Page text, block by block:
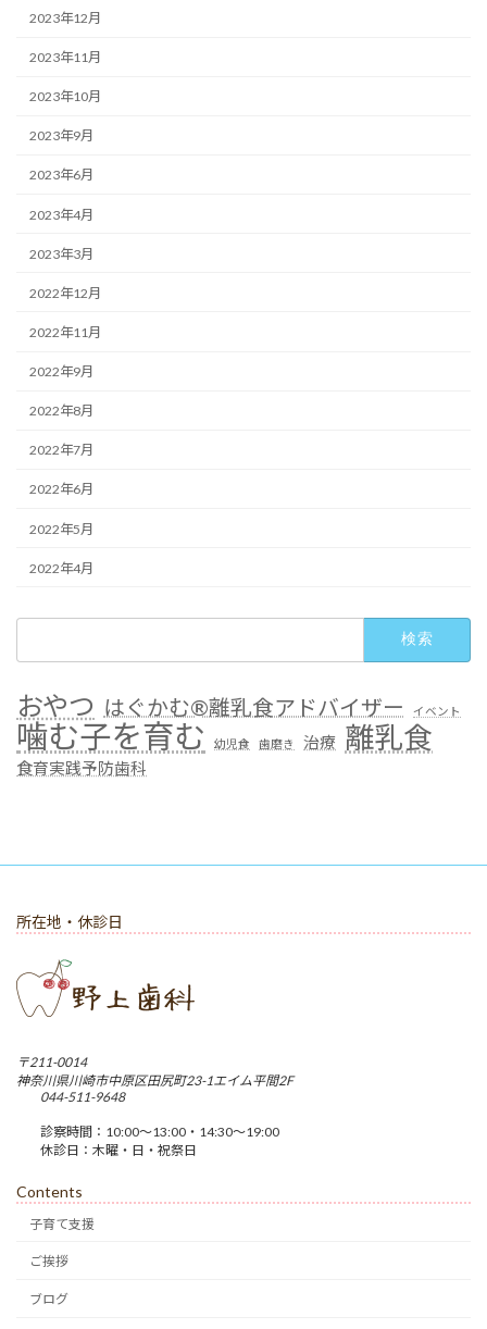
2023年12月
2023年11月
2023年10月
2023年9月
2023年6月
2023年4月
2023年3月
2022年12月
2022年11月
2022年9月
2022年8月
2022年7月
2022年6月
2022年5月
2022年4月
おやつ はぐかむ®︎離乳食アドバイザー イベント
噛む子を育む 幼児食 歯磨き 治療 離乳食
食育実践予防歯科
所在地・休診日
〒211-0014
神奈川県川崎市中原区田尻町23-1エイム平間2F
044-511-9648
診察時間：10:00〜13:00・14:30〜19:00
休診日：木曜・日・祝祭日
Contents
子育て支援
ご挨拶
ブログ